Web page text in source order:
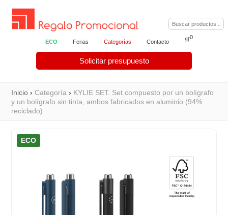
ECO Ferias Categorías Contacto
Solicitar presupuesto
🛒0
Inicio ›Categoría › KYLIE SET. Set compuesto por un bolígrafo
y un bolígrafo sin tinta, ambos fabricados en aluminio (94%
reciclado)
ECO